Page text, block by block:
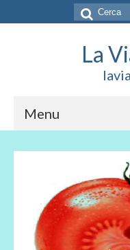
Cerca:
La
Menu
HOME
CHI SIAMO
SOCIAL
SOSTIENICI